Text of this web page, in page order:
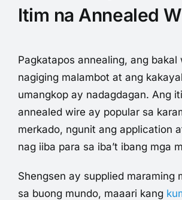
Itim na Annealed
Pagkatapos annealing, ang bakal
nagiging malambot at ang
umangkop ay nadagdagan. Ang
annealed wire ay popular sa
merkado, ngunit ang application
nag iiba para sa iba’t ibang mga
Shengsen ay supplied maraming
sa buong mundo, maaari kang